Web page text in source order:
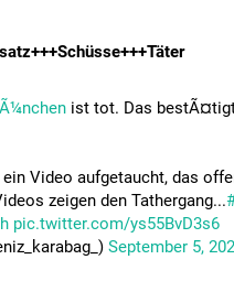
ist tot. Das
Video aufgetaucht, das
zeigen den Tathergang...
pic.twitter.com/ys55BvD3s6
(@deniz_karabag_) September 5,